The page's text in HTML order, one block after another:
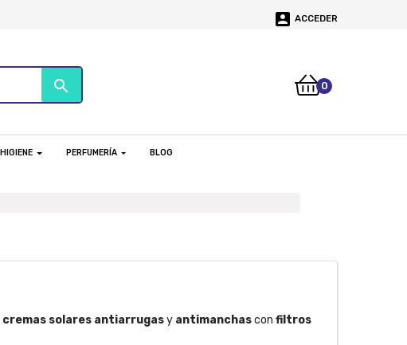
 ACCEDER
search 0
HIGIENE PERFUMERÍA BLOG
cremas solares antiarrugasy antimanchascon filtros